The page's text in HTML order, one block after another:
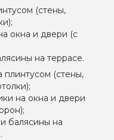
(стены,
окна и двери (с
на террасе.
плинтусом (стены,
на окна и двери
балясины на